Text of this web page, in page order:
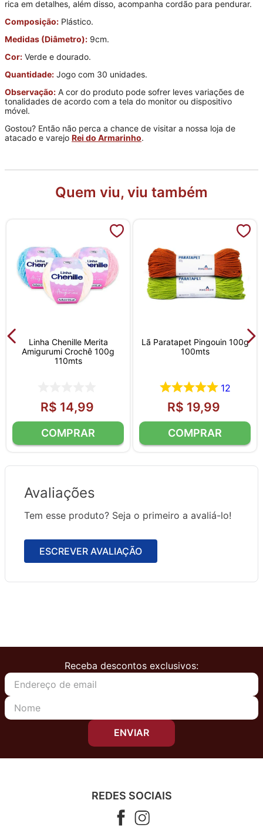
rica em detalhes, além disso, acompanha cordão para pendurar.
Composição: Plástico.
Medidas (Diâmetro): 9cm.
Cor: Verde e dourado.
Quantidade: Jogo com 30 unidades.
Observação: A cor do produto pode sofrer leves variações de
tonalidades de acordo com a tela do monitor ou dispositivo
móvel.
Gostou? Então não perca a chance de visitar a nossa loja de
atacado e varejo Rei do Armarinho.
Quem viu, viu também
Linha Chenille Merita
Amigurumi Crochê 100g
110mts
R$ 14,99
Lã Paratapet Pingouin 100g
100mts
12
R$ 19,99
Avaliações
Tem esse produto? Seja o primeiro a avaliá-lo!
ESCREVER AVALIAÇÃO
Receba descontos exclusivos:
ENVIAR
REDES SOCIAIS